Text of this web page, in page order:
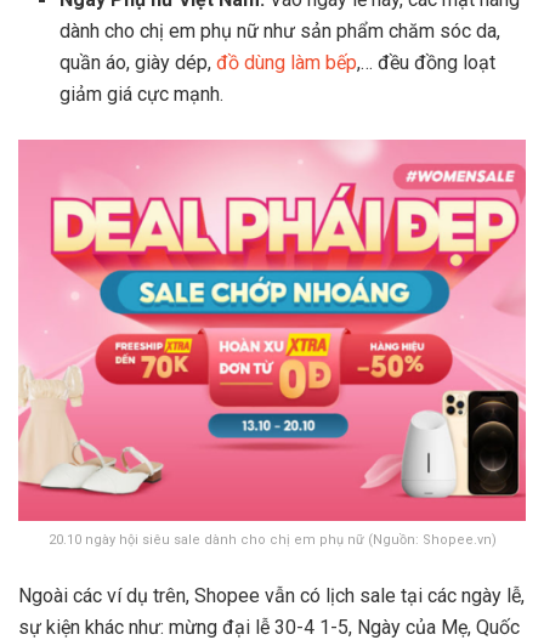
dành cho chị em phụ nữ như sản phẩm chăm sóc da,
quần áo, giày dép,đồ dùng làm bếp,… đều đồng loạt
giảm giá cực mạnh.
20.10 ngày hội siêu sale dành cho chị em phụ nữ (Nguồn: Shopee.vn)
Ngoài các ví dụ trên, Shopee vẫn có lịch sale tại các ngày lễ,
sự kiện khác như: mừng đại lễ 30-4 1-5, Ngày của Mẹ, Quốc